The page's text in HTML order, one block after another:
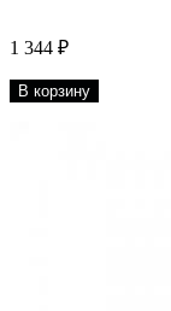
1 344 ₽
В корзину